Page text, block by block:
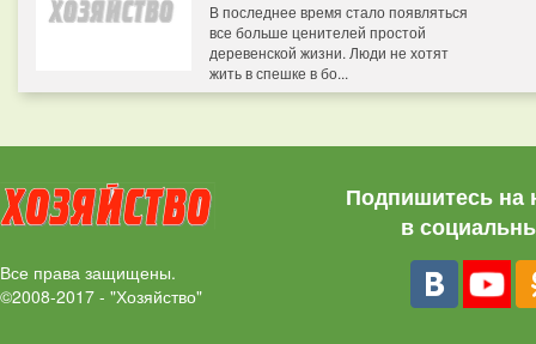
В последнее время стало появляться
все больше ценителей простой
деревенской жизни. Люди не хотят
жить в спешке в бо...
Все права защищены.
©2008-2017 - "Хозяйство"
Подпишитесь на
в